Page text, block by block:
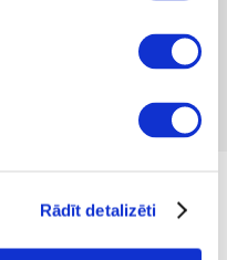
Rādīt detalizēti
Pievienot vēlmju sarakstam
XL